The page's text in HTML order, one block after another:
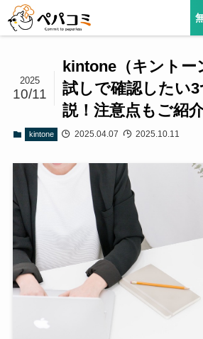
kintone（キントー
試しで確認したい
説！注意点もご紹
2025
10/11
kintone 2025.04.07 2025.10.11